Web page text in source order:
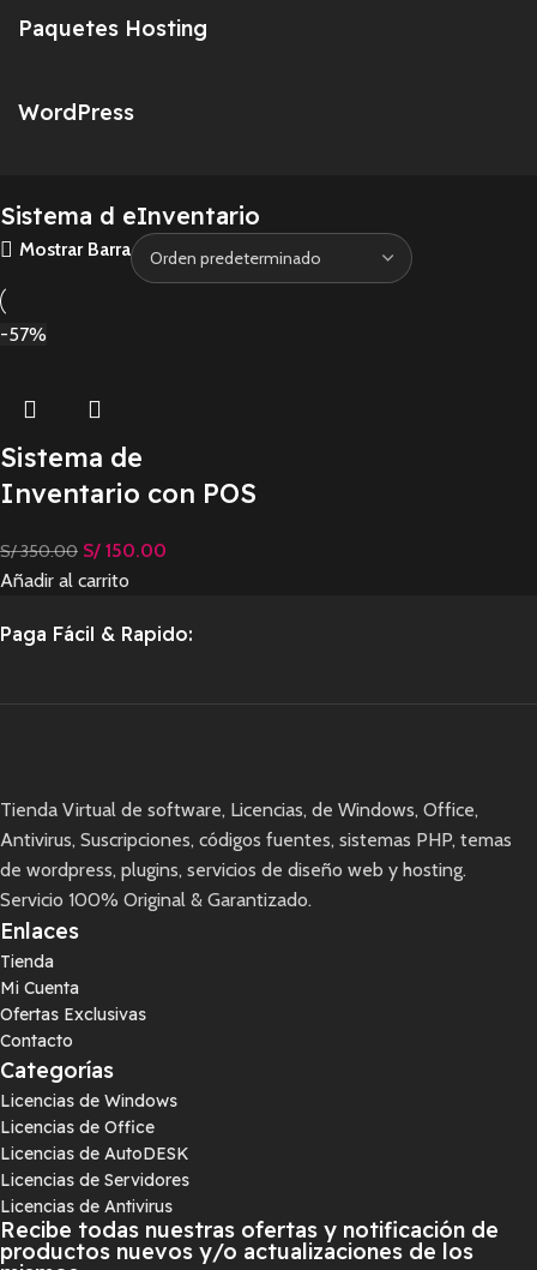
Paquetes Hosting
WordPress
Sistema d eInventario
Mostrar Barra
-57%
Sistema de
Inventario con POS
S/350.00 S/ 150.00
Añadir al carrito
Paga Fácil & Rapido:
Tienda Virtual de software, Licencias, de Windows, Office,
Antivirus, Suscripciones, códigos fuentes, sistemas PHP, temas
de wordpress, plugins, servicios de diseño web y hosting.
Servicio 100% Original & Garantizado.
Enlaces
Tienda
Mi Cuenta
Ofertas Exclusivas
Contacto
Categorías
Licencias de Windows
Licencias de Office
Licencias de AutoDESK
Licencias de Servidores
Licencias de Antivirus
Recibe todas nuestras ofertas y notificación de
productos nuevos y/o actualizaciones de los